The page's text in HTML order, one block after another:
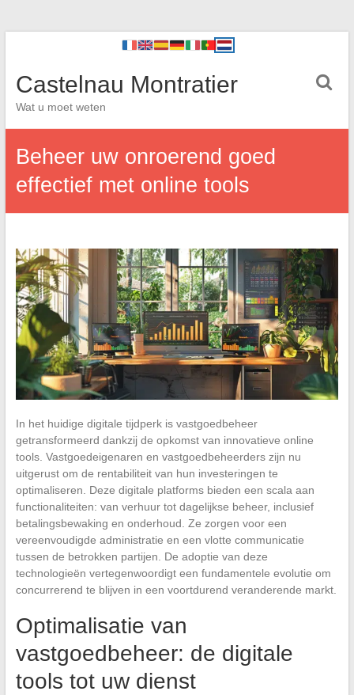
Castelnau Montratier
Wat u moet weten
Beheer uw onroerend goed
effectief met online tools
In het huidige digitale tijdperk is vastgoedbeheer
getransformeerd dankzij de opkomst van innovatieve online
tools. Vastgoedeigenaren en vastgoedbeheerders zijn nu
uitgerust om de rentabiliteit van hun investeringen te
optimaliseren. Deze digitale platforms bieden een scala aan
functionaliteiten: van verhuur tot dagelijkse beheer, inclusief
betalingsbewaking en onderhoud. Ze zorgen voor een
vereenvoudigde administratie en een vlotte communicatie
tussen de betrokken partijen. De adoptie van deze
technologieën vertegenwoordigt een fundamentele evolutie om
concurrerend te blijven in een voortdurend veranderende markt.
Optimalisatie van
vastgoedbeheer: de digitale
tools tot uw dienst